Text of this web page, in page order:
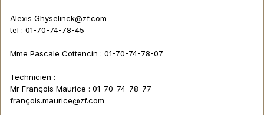
Alexis Ghyselinck@zf.com
tel : 01-70-74-78-45
Mme Pascale Cottencin : 01-70-74-78-07
Technicien :
Mr François Maurice : 01-70-74-78-77
françois.maurice@zf.com